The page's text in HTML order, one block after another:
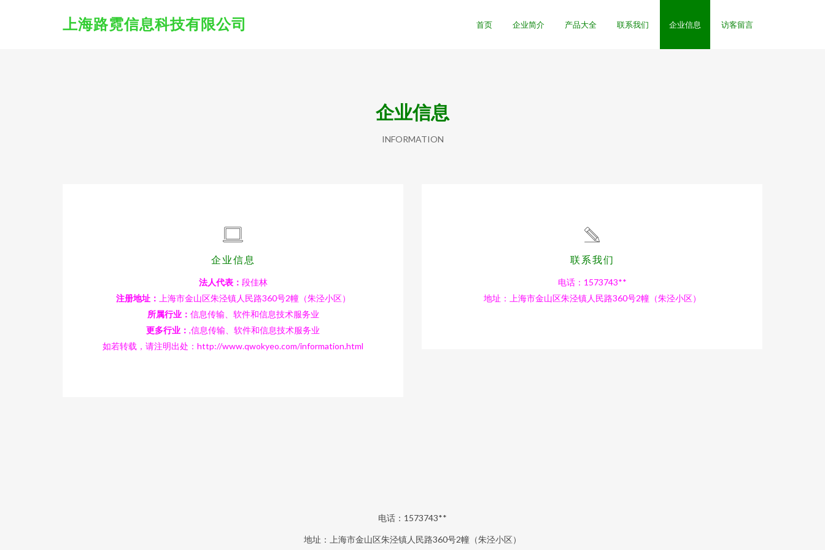
上海路霓信息科技有限公司 首页 企业简介 产品大全 联系我们 企业信息 访客留言
企业信息
INFORMATION
企业信息
法人代表： 段佳林
注册地址：
上海市金山区朱泾镇人民路360号2幢（朱泾小区）
所属行业： 信息传输、软件和信息技术服务业
更多行业： ,信息传输、软件和信息技术服务业
如若转载，请注明出处：http://www.qwokyeo.com/information.html
联系我们
电话：1573743**
地址：上海市金山区朱泾镇人民路360号2幢（朱泾小区）
电话：1573743**
地址：上海市金山区朱泾镇人民路360号2幢（朱泾小区）